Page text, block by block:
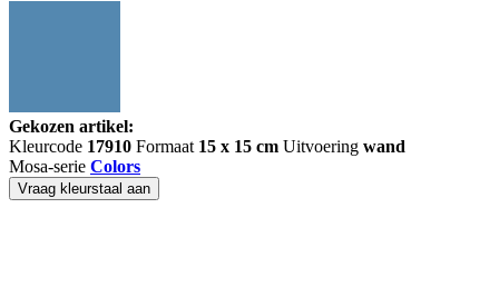
Gekozen artikel:
Kleurcode 17910 Formaat 15 x 15 cm Uitvoering wand
Mosa-serie Colors
Vraag kleurstaal aan